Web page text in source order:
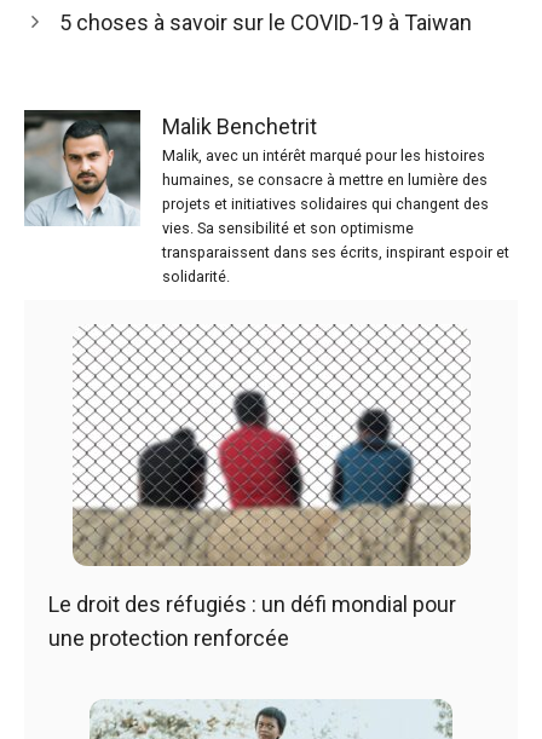
5 choses à savoir sur le COVID-19 à Taiwan
Malik Benchetrit
Malik, avec un intérêt marqué pour les histoires
humaines, se consacre à mettre en lumière des
projets et initiatives solidaires qui changent des
vies. Sa sensibilité et son optimisme
transparaissent dans ses écrits, inspirant espoir et
solidarité.
Le droit des réfugiés : un défi mondial pour
une protection renforcée